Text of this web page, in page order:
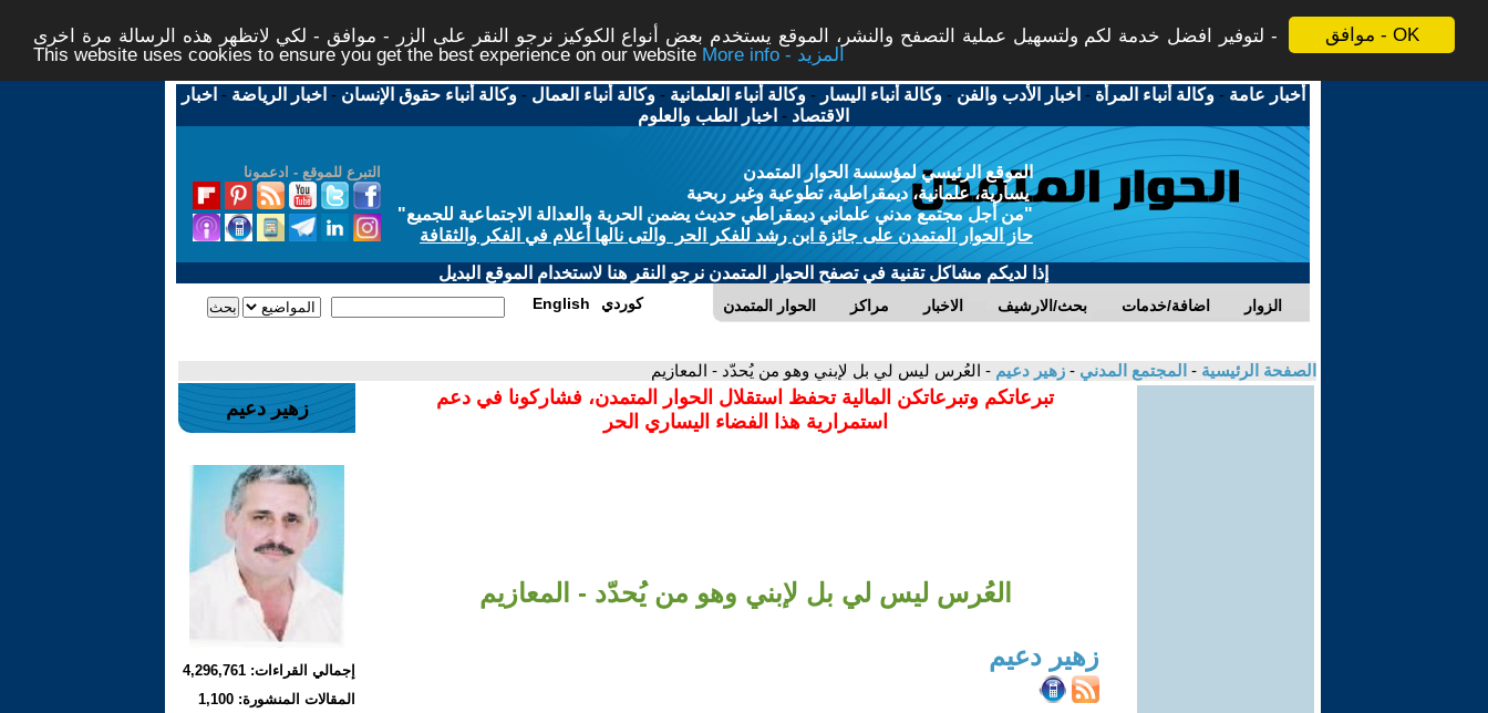
موافق - OK
لتوفير افضل خدمة لكم ولتسهيل عملية التصفح والنشر، الموقع يستخدم بعض أنواع الكوكيز نرجو النقر على الزر - موافق - لكي لاتظهر هذه الرسالة مرة اخرى -
This website uses cookies to ensure you get the best experience on our website
More info - المزيد
أخبار عامة -وكالة أنباء المرأة - اخبار الأدب والفن -وكالة أنباء اليسار -وكالة أنباء العلمانية -وكالة أنباء العمال -وكالة أنباء حقوق الإنسان - اخبار الرياضة - اخبار
الاقتصاد - اخبار الطب والعلوم
التبرع للموقع - ادعمونا
الموقع الرئيسي لمؤسسة الحوار المتمدن
يسارية، علمانية، ديمقراطية، تطوعية وغير ربحية
"من أجل مجتمع مدني علماني ديمقراطي حديث يضمن الحرية والعدالة الاجتماعية للجميع"
حاز الحوار المتمدن على جائزة ابن رشد للفكر الحر والتى نالها أعلام في الفكر والثقافة
إذا لديكم مشاكل تقنية في تصفح الحوار المتمدن نرجو النقر هنا لاستخدام الموقع البديل
الحوار المتمدن مراكز الاخبار بحث/الارشيف اضافة/خدمات الزوار English كوردي
الصفحة الرئيسية - المجتمع المدني - زهير دعيم - العُرس ليس لي بل لإبني وهو من يُحدّد - المعازيم
تبرعاتكم وتبرعاتكن المالية تحفظ استقلال الحوار المتمدن، فشاركونا في دعم
استمرارية هذا الفضاء اليساري الحر
العُرس ليس لي بل لإبني وهو من يُحدّد - المعازيم
زهير دعيم
زهير دعيم
إجمالي القراءات: 4,296,761
المقالات المنشورة: 1,100